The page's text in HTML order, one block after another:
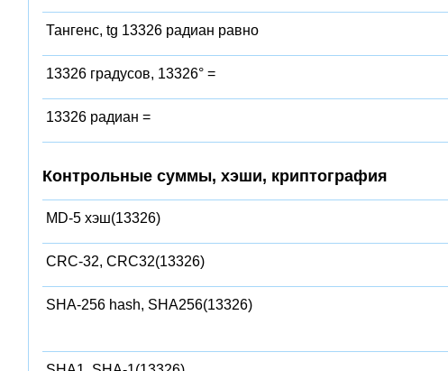
Тангенс, tg 13326 радиан равно
13326 градусов, 13326° =
13326 радиан =
Контрольные суммы, хэши, криптография
MD-5 хэш(13326)
CRC-32, CRC32(13326)
SHA-256 hash, SHA256(13326)